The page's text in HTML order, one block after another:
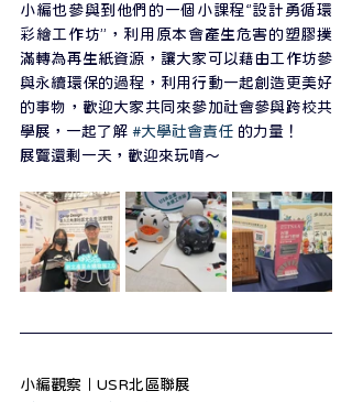
小編也參與到他們的一個小課程‘’設計勇循環
彩繪工作坊”，利用原本會產生危害的塑膠撲
滿轉為再生紙資源，讓大家可以藉由工作坊參
與永續環保的過程，利用行動一起創造更美好
的事物，歡迎大家共同來參加社會參與跨校共
學展，一起了解 #大學社會責任 的力量！
展覽還剩一天，歡迎來玩唷～
小編觀察｜USR北區聯展